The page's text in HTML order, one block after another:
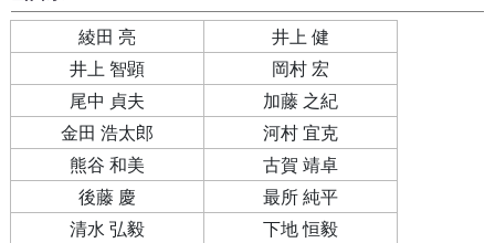
綾田 亮
井上 健
井上 智顕
岡村 宏
尾中 貞夫
加藤 之紀
金田 浩太郎
河村 宜克
熊谷 和美
古賀 靖卓
後藤 慶
最所 純平
清水 弘毅
下地 恒毅